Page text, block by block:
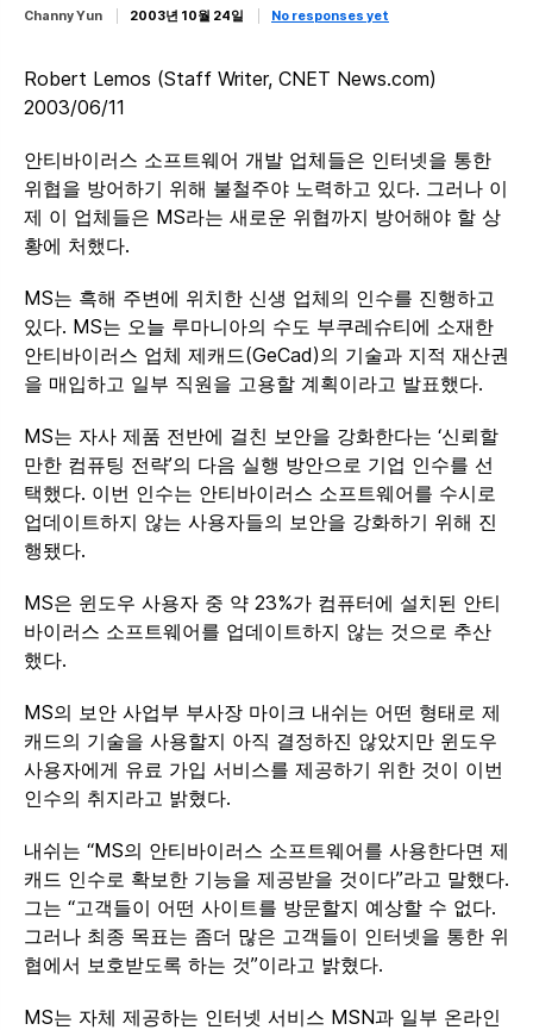
Channy Yun 2003년 10월 24일 No responses yet
Robert Lemos (Staff Writer, CNET News.com)
2003/06/11
안티바이러스 소프트웨어 개발 업체들은 인터넷을 통한
위협을 방어하기 위해 불철주야 노력하고 있다. 그러나 이
제 이 업체들은 MS라는 새로운 위협까지 방어해야 할 상
황에 처했다.
MS는 흑해 주변에 위치한 신생 업체의 인수를 진행하고
있다. MS는 오늘 루마니아의 수도 부쿠레슈티에 소재한
안티바이러스 업체 제캐드(GeCad)의 기술과 지적 재산권
을 매입하고 일부 직원을 고용할 계획이라고 발표했다.
MS는 자사 제품 전반에 걸친 보안을 강화한다는 ‘신뢰할
만한 컴퓨팅 전략’의 다음 실행 방안으로 기업 인수를 선
택했다. 이번 인수는 안티바이러스 소프트웨어를 수시로
업데이트하지 않는 사용자들의 보안을 강화하기 위해 진
행됐다.
MS은 윈도우 사용자 중 약 23%가 컴퓨터에 설치된 안티
바이러스 소프트웨어를 업데이트하지 않는 것으로 추산
했다.
MS의 보안 사업부 부사장 마이크 내쉬는 어떤 형태로 제
캐드의 기술을 사용할지 아직 결정하진 않았지만 윈도우
사용자에게 유료 가입 서비스를 제공하기 위한 것이 이번
인수의 취지라고 밝혔다.
내쉬는 “MS의 안티바이러스 소프트웨어를 사용한다면 제
캐드 인수로 확보한 기능을 제공받을 것이다”라고 말했다.
그는 “고객들이 어떤 사이트를 방문할지 예상할 수 없다.
그러나 최종 목표는 좀더 많은 고객들이 인터넷을 통한 위
협에서 보호받도록 하는 것”이라고 밝혔다.
MS는 자체 제공하는 인터넷 서비스 MSN과 일부 온라인